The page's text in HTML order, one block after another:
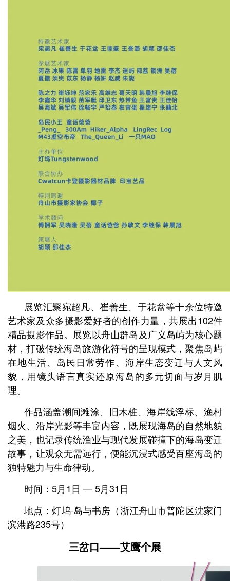
展览汇聚宛超凡、崔善生、于花盆等十余位特邀
艺术家及众多摄影爱好者的创作力量，共展出102件
精品摄影作品。展览以舟山群岛及广义岛屿为核心题
材，打破传统海岛旅游化符号的呈现模式，聚焦岛屿
在地生活、岛民日常劳作、海岸生态变迁与人文风
貌，用镜头语言真实还原海岛的多元切面与岁月肌
理。
作品涵盖潮间滩涂、旧木桩、海岸线浮标、渔村
烟火、沿岸光影等丰富内容，既展现海岛的自然地貌
之美，也记录传统渔业与现代发展碰撞下的海岛变迁
故事，让观众无需远行，便能沉浸式感受百座海岛的
独特魅力与生命律动。
时间：5月1日 — 5月31日
地点：灯坞·岛与书房（浙江舟山市普陀区沈家门
滨港路235号）
三岔口——艾鹰个展